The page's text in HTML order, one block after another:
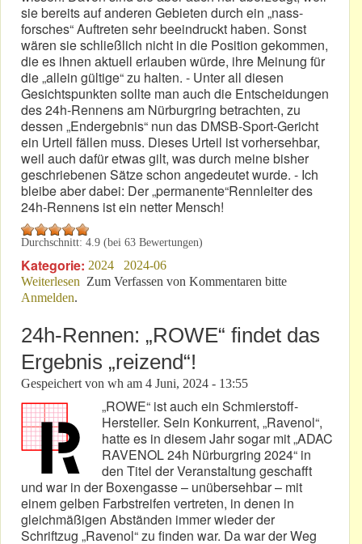
sie bereits auf anderen Gebieten durch ein „nass-
forsches“ Auftreten sehr beeindruckt haben. Sonst
wären sie schließlich nicht in die Position gekommen,
die es ihnen aktuell erlauben würde, ihre Meinung für
die „allein gültige“ zu halten. - Unter all diesen
Gesichtspunkten sollte man auch die Entscheidungen
des 24h-Rennens am Nürburgring betrachten, zu
dessen „Endergebnis“ nun das DMSB-Sport-Gericht
ein Urteil fällen muss. Dieses Urteil ist vorhersehbar,
weil auch dafür etwas gilt, was durch meine bisher
geschriebenen Sätze schon angedeutet wurde. - Ich
bleibe aber dabei: Der „permanente“Rennleiter des
24h-Rennens ist ein netter Mensch!
Durchschnitt: 4.9 (bei 63 Bewertungen)
Kategorie: 2024
2024-06
Weiterlesen über Permanenter Rennleiter – mit einem Rennen pro
Zum Verfassen von Kommentaren bitte
Anmelden.
24h-Rennen: „ROWE“ findet das
Ergebnis „reizend“!
Gespeichert von wh am 4 Juni, 2024 - 13:55
„ROWE“ ist auch ein Schmierstoff-
Hersteller. Sein Konkurrent, „Ravenol“,
hatte es in diesem Jahr sogar mit „ADAC
RAVENOL 24h Nürburgring 2024“ in
den Titel der Veranstaltung geschafft
und war in der Boxengasse – unübersehbar – mit
einem gelben Farbstreifen vertreten, in denen in
gleichmäßigen Abständen immer wieder der
Schriftzug „Ravenol“ zu finden war. Da war der Weg